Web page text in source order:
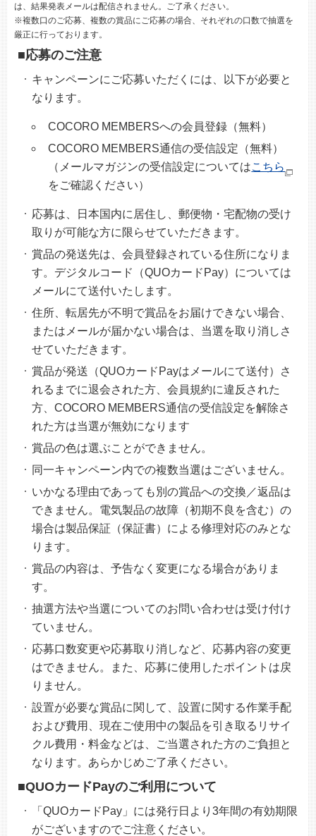
は、結果発表メールは配信されません。ご了承ください。
※複数口のご応募、複数の賞品にご応募の場合、それぞれの口数で抽選を
厳正に行っております。
■応募のご注意
キャンペーンにご応募いただくには、以下が必要と
なります。
COCORO MEMBERSへの会員登録（無料）
COCORO MEMBERS通信の受信設定（無料）
（メールマガジンの受信設定についてはこちら
をご確認ください）
応募は、日本国内に居住し、郵便物・宅配物の受け
取りが可能な方に限らせていただきます。
賞品の発送先は、会員登録されている住所になりま
す。デジタルコード（QUOカードPay）については
メールにて送付いたします。
住所、転居先が不明で賞品をお届けできない場合、
またはメールが届かない場合は、当選を取り消しさ
せていただきます。
賞品が発送（QUOカードPayはメールにて送付）さ
れるまでに退会された方、会員規約に違反された
方、COCORO MEMBERS通信の受信設定を解除さ
れた方は当選が無効になります
賞品の色は選ぶことができません。
同一キャンペーン内での複数当選はございません。
いかなる理由であっても別の賞品への交換／返品は
できません。電気製品の故障（初期不良を含む）の
場合は製品保証（保証書）による修理対応のみとな
ります。
賞品の内容は、予告なく変更になる場合がありま
す。
抽選方法や当選についてのお問い合わせは受け付け
ていません。
応募口数変更や応募取り消しなど、応募内容の変更
はできません。また、応募に使用したポイントは戻
りません。
設置が必要な賞品に関して、設置に関する作業手配
および費用、現在ご使用中の製品を引き取るリサイ
クル費用・料金などは、ご当選された方のご負担と
なります。あらかじめご了承ください。
■QUOカードPayのご利用について
「QUOカードPay」には発行日より3年間の有効期限
がございますのでご注意ください。